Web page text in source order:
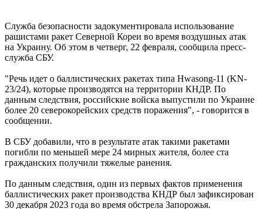
Служба безопасности задокументировала использование
рашистами ракет Северной Кореи во время воздушных атак
на Украину. Об этом в четверг, 22 февраля, сообщила пресс-
служба СБУ.
"Речь идет о баллистических ракетах типа Hwasong-11 (KN-
23/24), которые производятся на территории КНДР. По
данным следствия, российские войска выпустили по Украине
более 20 северокорейских средств поражения", - говорится в
сообщении.
В СБУ добавили, что в результате атак такими ракетами
погибли по меньшей мере 24 мирных жителя, более ста
гражданских получили тяжелые ранения.
По данным следствия, один из первых фактов применения
баллистических ракет производства КНДР был зафиксирован
30 декабря 2023 года во время обстрела Запорожья.